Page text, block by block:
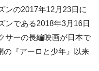
ンの2017年12月23日に
ンである2018年3月16日
サーの長編映画が日本で
の『アーロと少年』以来